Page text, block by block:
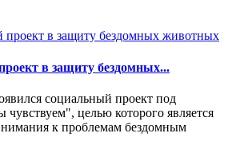
в защиту бездомных...
социальный проект под
целью которого является
к проблемам бездомным